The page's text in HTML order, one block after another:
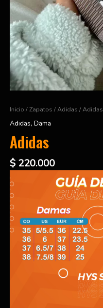
Inicio /Zapatos /Adidas / Adidas
Adidas, Dama
Adidas
$ 220.000